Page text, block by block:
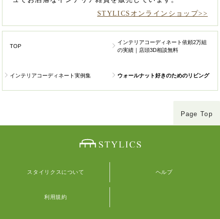
STYLICSオンラインショップ>>
TOP
インテリアコーディネート依頼2万組
の実績｜店頭3D相談無料
インテリアコーディネート実例集 ウォールナット好きのためのリビング
Page Top
スタイリクスについて ヘルプ
利用規約